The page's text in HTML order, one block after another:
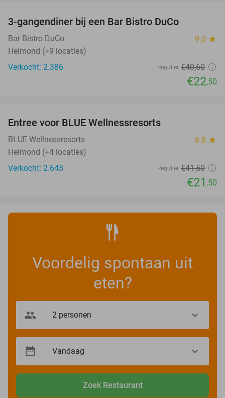
3-gangendiner bij een Bar Bistro DuCo
Bar Bistro DuCo 9.0 star
Helmond (+9 locaties)
Verkocht: 2.386
Regulier €40,60
€22,50
Entree voor BLUE Wellnessresorts
BLUE Wellnessresorts 8.8 star
Helmond (+4 locaties)
Verkocht: 2.643
Regulier €41,50
€21 ,50
Voordelig spontaan uit
eten?
Zoek Restaurant